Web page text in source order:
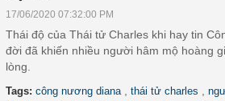
17/06/2020 07:32:00 PM
Thái độ của Thái tử Charles khi hay tin
đời đã khiến nhiều người hâm mộ hoàng
lòng.
Tags: công nương diana thái tử charles